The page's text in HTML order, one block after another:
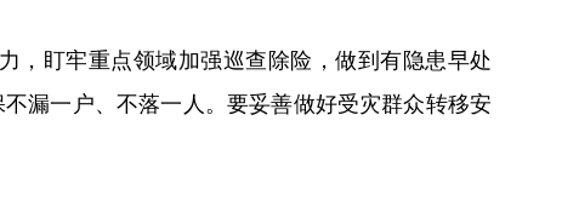
盯牢重点领域加强巡查除险，做到有隐患早处
漏一户、不落一人。要妥善做好受灾群众转移安